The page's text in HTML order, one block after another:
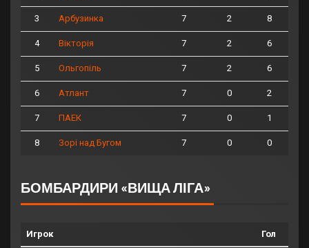
3 Арбузинка 7 2 8
4 Вікторія 7 2 6
5 Ольгопіль 7 2 6
6 Атлант 7 0 2
7 ПАЕК 7 0 1
8 Зорі над Бугом 7 0 0
БОМБАРДИРИ «ВИЩА ЛІГА»
Игрок Гол